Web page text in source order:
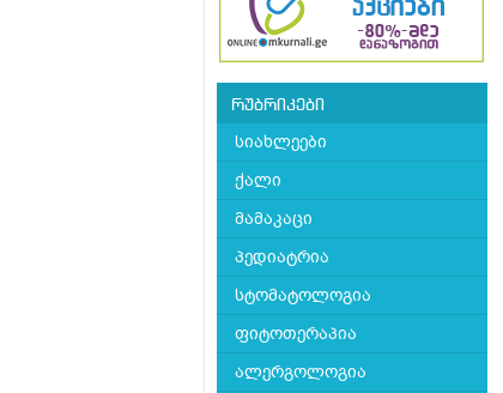
რუბრიკები
სიახლეები
ქალი
მამაკაცი
პედიატრია
სტომატოლოგია
ფიტოთერაპია
ალერგოლოგია